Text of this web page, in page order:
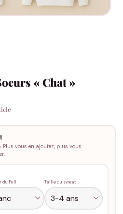
« Chat »
vous en ajoutez, plus vous
du Pull
Taille du sweat